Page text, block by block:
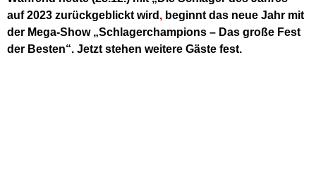
auf 2023 zurückgeblickt wird , beginnt das neue Jahr mit
der Mega-Show „Schlagerchampions – Das große Fest
der Besten“. Jetzt stehen weitere Gäste fest.